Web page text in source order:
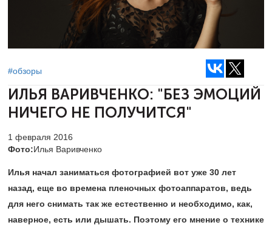
#обзоры
ИЛЬЯ ВАРИВЧЕНКО: "БЕЗ ЭМОЦИЙ
НИЧЕГО НЕ ПОЛУЧИТСЯ"
1 февраля 2016
Фото:Илья Варивченко
Илья начал заниматься фотографией вот уже 30 лет
назад, еще во времена пленочных фотоаппаратов, ведь
для него снимать так же естественно и необходимо, как,
наверное, есть или дышать. Поэтому его мнение о технике